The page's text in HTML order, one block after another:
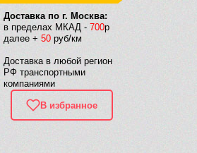
Доставка по г. Москва:
в пределах МКАД - 700р
далее + 50 руб/км
Доставка в любой регион
РФ транспортными
компаниями
В избранное